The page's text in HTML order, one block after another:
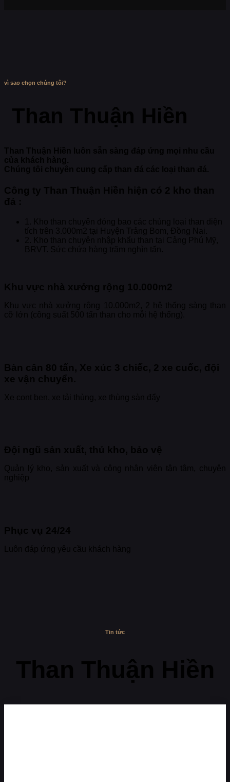
vì sao chọn chúng tôi?
Than Thuận Hiền
Than Thuận Hiền luôn sẵn sàng đáp ứng mọi nhu cầu
của khách hàng.
Chúng tôi chuyên cung cấp than đá các loại than đá.
Công ty Than Thuận Hiền hiện có 2 kho than
đá :
1. Kho than chuyên đóng bao các chủng loại than diện
tích trên 3.000m2 tại Huyện Trảng Bom, Đồng Nai.
2. Kho than chuyên nhập khẩu than tại Cảng Phú Mỹ,
BRVT. Sức chứa hàng trăm nghìn tấn.
Khu vực nhà xưởng rộng 10.000m2
Khu vực nhà xưởng rộng 10.000m2, 2 hệ thống sàng than
cỡ lớn (công suất 500 tấn than cho mỗi hệ thống).
Bàn cân 80 tấn, Xe xúc 3 chiếc, 2 xe cuốc, đội
xe vận chuyển.
Xe cont ben, xe tải thùng, xe thùng sàn đẩy
Đội ngũ sản xuất, thủ kho, bảo vệ
Quản lý kho, sản xuất và công nhân viên tận tâm, chuyên
nghiệp
Phục vụ 24/24
Luôn đáp ứng yêu cầu khách hàng
Tin tức
Than Thuận Hiền